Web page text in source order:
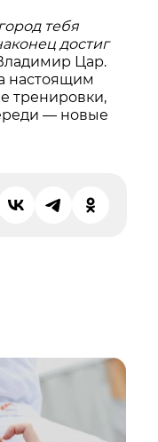
тебя
достиг
Цар.
настоящим
тренировки,
— новые